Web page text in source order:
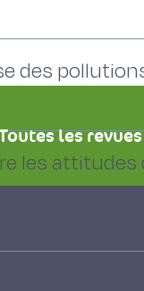
des
les
les revues